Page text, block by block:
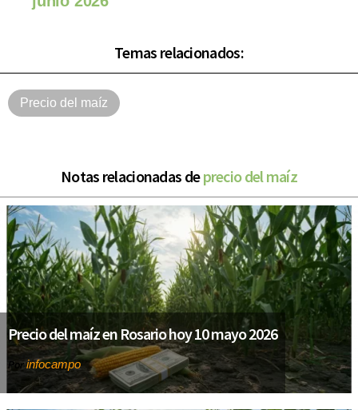
Temas relacionados:
Precio del maíz
Notas relacionadas deprecio del maíz
Precio del maíz en Rosario hoy 10 mayo 2026
Porinfocampo